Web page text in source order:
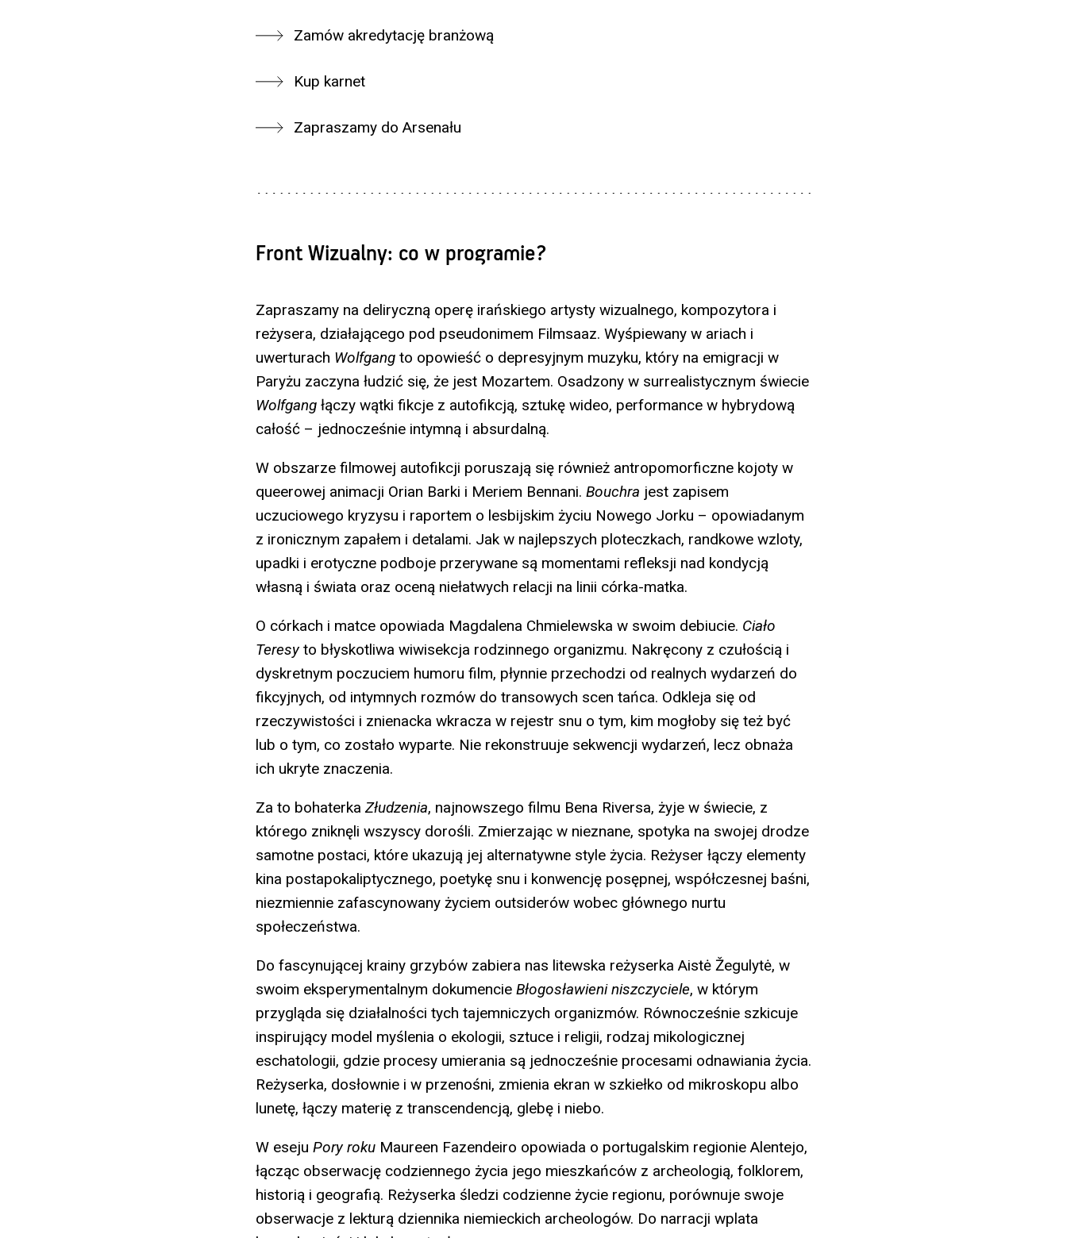
Zamów akredytację branżową
Kup karnet
Zapraszamy do Arsenału
Front Wizualny: co w programie?
Zapraszamy na deliryczną operę irańskiego artysty wizualnego, kompozytora i
reżysera, działającego pod pseudonimem Filmsaaz. Wyśpiewany w ariach i
uwerturach Wolfgang to opowieść o depresyjnym muzyku, który na emigracji w
Paryżu zaczyna łudzić się, że jest Mozartem. Osadzony w surrealistycznym świecie
Wolfgang łączy wątki fikcje z autofikcją, sztukę wideo, performance w hybrydową
całość – jednocześnie intymną i absurdalną.
W obszarze filmowej autofikcji poruszają się również antropomorficzne kojoty w
queerowej animacji Orian Barki i Meriem Bennani. Bouchra jest zapisem
uczuciowego kryzysu i raportem o lesbijskim życiu Nowego Jorku – opowiadanym
z ironicznym zapałem i detalami. Jak w najlepszych ploteczkach, randkowe wzloty,
upadki i erotyczne podboje przerywane są momentami refleksji nad kondycją
własną i świata oraz oceną niełatwych relacji na linii córka-matka.
O córkach i matce opowiada Magdalena Chmielewska w swoim debiucie. Ciało
Teresyto błyskotliwa wiwisekcja rodzinnego organizmu. Nakręcony z czułością i
dyskretnym poczuciem humoru film, płynnie przechodzi od realnych wydarzeń do
fikcyjnych, od intymnych rozmów do transowych scen tańca. Odkleja się od
rzeczywistości i znienacka wkracza w rejestr snu o tym, kim mogłoby się też być
lub o tym, co zostało wyparte. Nie rekonstruuje sekwencji wydarzeń, lecz obnaża
ich ukryte znaczenia.
Za to bohaterkaZłudzenia, najnowszego filmu Bena Riversa, żyje w świecie, z
którego zniknęli wszyscy dorośli. Zmierzając w nieznane, spotyka na swojej drodze
samotne postaci, które ukazują jej alternatywne style życia. Reżyser łączy elementy
kina postapokaliptycznego, poetykę snu i konwencję posępnej, współczesnej baśni,
niezmiennie zafascynowany życiem outsiderów wobec głównego nurtu
społeczeństwa.
Do fascynującej krainy grzybów zabiera nas litewska reżyserka Aistė Žegulytė, w
swoim eksperymentalnym dokumencie Błogosławieni niszczyciele, w którym
przygląda się działalności tych tajemniczych organizmów. Równocześnie szkicuje
inspirujący model myślenia o ekologii, sztuce i religii, rodzaj mikologicznej
eschatologii, gdzie procesy umierania są jednocześnie procesami odnawiania życia.
Reżyserka, dosłownie i w przenośni, zmienia ekran w szkiełko od mikroskopu albo
lunetę, łączy materię z transcendencją, glebę i niebo.
W eseju Pory roku Maureen Fazendeiro opowiada o portugalskim regionie Alentejo,
łącząc obserwację codziennego życia jego mieszkańców z archeologią, folklorem,
historią i geografią. Reżyserka śledzi codzienne życie regionu, porównuje swoje
obserwacje z lekturą dziennika niemieckich archeologów. Do narracji wplata